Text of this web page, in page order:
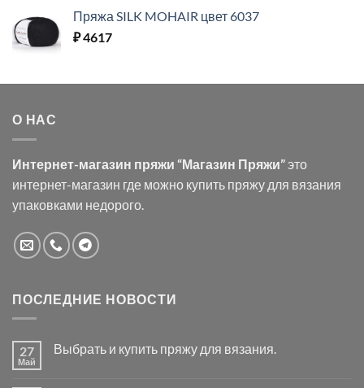
Пряжа SILK MOHAIR цвет 6037
₽4617
О НАС
Интернет-магазин пряжи “Магазин Пряжи”это
интернет-магазин где можно купить пряжу для вязания
упаковками недорого.
ПОСЛЕДНИЕ НОВОСТИ
27
Май
Выбрать и купить пряжу для вязания.